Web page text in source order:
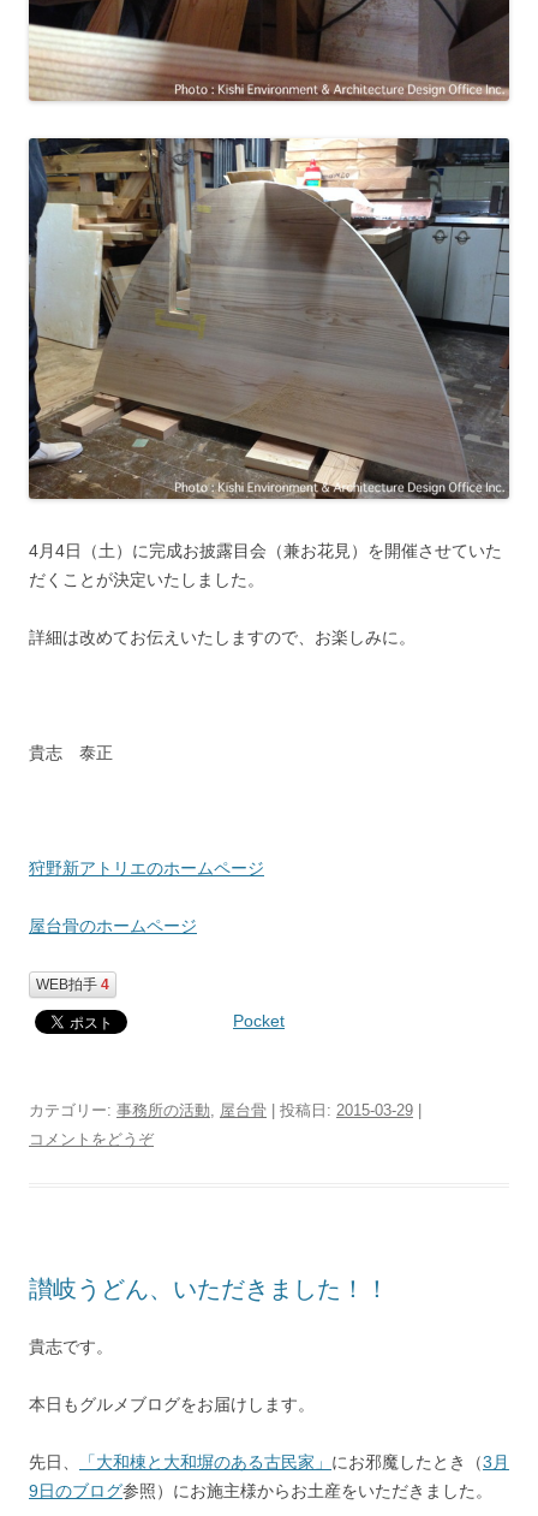
4月4日（土）に完成お披露目会（兼お花見）を開催させていた
だくことが決定いたしました。
詳細は改めてお伝えいたしますので、お楽しみに。
貴志 泰正
狩野新アトリエのホームページ
屋台骨のホームページ
WEB拍手 4
Pocket
カテゴリー: 事務所の活動 屋台骨 | 投稿日: 2015-03-29
コメントをどうぞ
讃岐うどん、いただきました！！
貴志です。
本日もグルメブログをお届けします。
先日、 「大和棟と大和塀のある古民家」 にお邪魔したとき（3月
9日のブログ参照）にお施主様からお土産をいただきました。